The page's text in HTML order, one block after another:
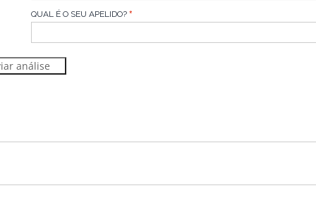
QUAL É O SEU APELIDO?
análise